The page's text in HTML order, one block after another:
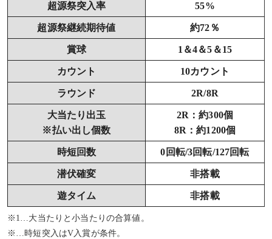
超源祭突入率 55%
超源祭継続期待値 約72％
賞球 1＆4＆5＆15
カウント 10カウント
ラウンド 2R/8R
大当たり出玉
※払い出し個数
2R：約300個
8R：約1200個
時短回数 0回転/3回転/127回転
潜伏確変 非搭載
遊タイム 非搭載
※1…大当たりと小当たりの合算値。
※…時短突入はV入賞が条件。